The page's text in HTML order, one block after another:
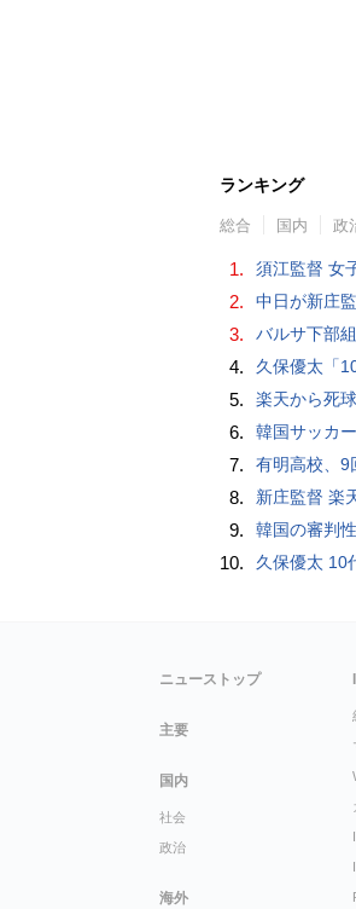
ランキング
総合 国内 政
1. 須江監督 女
2. 中日が新庄
3. バルサ下部
4. 久保優太「
5. 楽天から死
6. 韓国サッカー界に衝撃 大韓サ
7. 有明高校、9
8. 新庄監督 楽
9. 韓国の審判
10. 久保優太 10
ニューストップ
主要
国内
社会
政治
海外